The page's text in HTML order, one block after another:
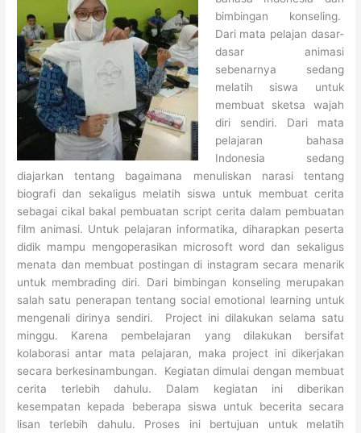
bimbingan konseling.
Dari mata pelajan dasar-
dasar animasi
sebenarnya sedang
melatih siswa untuk
membuat sketsa wajah
diri sendiri. Dari mata
pelajaran bahasa
Indonesia sedang
diajarkan tentang bagaimana menuliskan narasi tentang
biografi dan sekaligus melatih siswa untuk membuat cerita
sebagai cikal bakal pembuatan script cerita dalam pembuatan
film animasi. Untuk pelajaran informatika, diharapkan peserta
didik mampu mengoperasikan microsoft word dan sekaligus
menata dan membuat postingan di instagram secara menarik
untuk membrading diri. Dari bimbingan konseling merupakan
salah satu penerapan tentang social emotional learning untuk
mengenali dirinya sendiri. Project ini dilakukan selama satu
minggu. Karena pembelajaran yang dilakukan bersifat
kolaborasi antar mata pelajaran, maka project ini dikerjakan
secara berkesinambungan. Kegiatan dimulai dengan membuat
cerita terlebih dahulu. Dalam kegiatan ini diberikan
kesempatan kepada beberapa siswa untuk becerita secara
lisan terlebih dahulu. Proses ini bertujuan untuk melatih